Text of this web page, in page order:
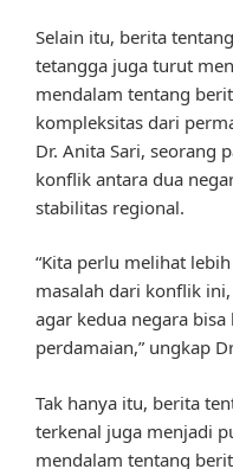
Selain itu, berita
tetangga juga turut
mendalam tentang
kompleksitas dari
Dr. Anita Sari, seorang
konflik antara dua
stabilitas regional.
“Kita perlu melihat
masalah dari konflik
agar kedua negara
perdamaian,” ungkap
Tak hanya itu, berita
terkenal juga menjadi
mendalam tentang